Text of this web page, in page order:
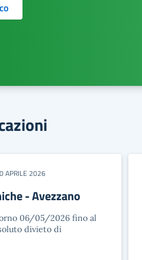
APRILE 2026
- Avezzano
06/05/2026 fino al
divieto di